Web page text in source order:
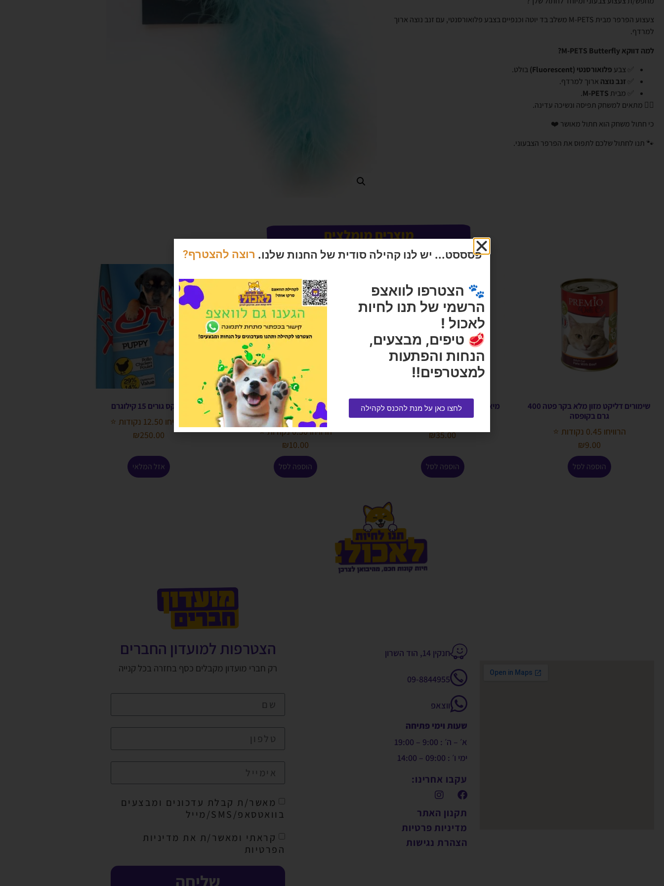
צעצוע הפרפר מבית M-PETS משלב בד יוטה וכנפיים בצבע פלואורסנטי, עם זנב נוצה ארוך
למרדף.
למה דווקא M-PETS Butterfly?
✅ צבע פלואורסנטי (Fluorescent)
בולט.
✅ זנב נוצה ארוך למרדף.
✅ מבית M-PETS
.
👈🏼 מתאים למשחק תפיסה ונשיכה עדינה.
כי חתול משחק הוא חתול מאושר ❤️
🐾 תנו לחתול שלכם לתפוס את הפרפר הצבעוני.
מוצרים מומלצים
שימורים דליקט מזון מלא בקר פטה 400
גרם בקופסה
הרוויחו 0.45 נקודות ⭐
₪9.00
הוספה לסל
מיאו מיקס אורגינל 1.43 MEOW MIX
הרוויחו 1.75 נקודות ⭐
₪35.00
הוספה לסל
סטיק פרימיו סלמון ופורל 30 גרם
בקופסה
הרוויחו 0.50 נקודות ⭐
₪10.00
הוספה לסל
אריקס גורים 15 קילוגרם
הרוויחו 12.50 נקודות ⭐
₪250.00
אזל המלאי
חנקין 14, הוד השרון
09-8844955
ווצאפ
שעות וימי פתיחה
א׳ – ה׳ : 9:00 – 19:00
ימי ו׳ : 09:00 – 14:00
עקבו אחרינו:
תקנון האתר
מדיניות פרטיות
הצהרת נגישות
הצטרפות למועדון החברים
רק חברי מועדון מקבלים כסף בחזרה בכל קנייה
מאשר/ת קבלת עדכונים ומבצעים
בוואטסאפ/SMS/מייל
קראתי ומאשר/ת את מדיניות
הפרטיות
שליחה
פסססט... יש לנו קהילה סודית של החנות שלנו. רוצה להצטרף?
🐾 הצטרפו לוואצפ
הרשמי של תנו לחיות
לאכול !
🥩 טיפים, מבצעים,
הנחות והפתעות
למצטרפים!!
לחצו כאן על מנת להכנס לקהילה